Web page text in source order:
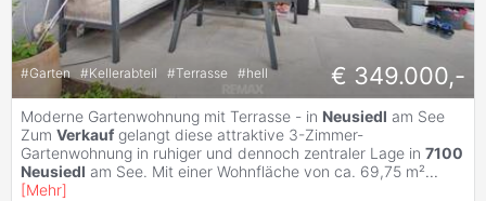
#Garten #Kellerabteil #Terrasse #hell € 349.000,-
Moderne Gartenwohnung mit Terrasse - in Neusiedl am See
Zum Verkauf gelangt diese attraktive 3-Zimmer-
Gartenwohnung in ruhiger und dennoch zentraler Lage in 7100
Neusiedl am See. Mit einer Wohnfläche von ca. 69,75 m²...
[Mehr]